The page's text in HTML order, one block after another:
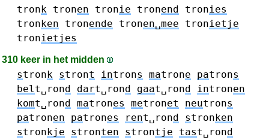
tronk tronen tronie tronend tronies
tronken tronende tronen␣mee tronietje
tronietjes
310 keer in het midden
stronk stront introns matrone patrons
belt␣rond dart␣rond gaat␣rond intronen
komt␣rond matrones metronet neutrons
patronen patrones rent␣rond stronken
stronkje stronten strontje tast␣rond